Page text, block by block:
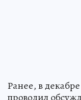
Ранее, в